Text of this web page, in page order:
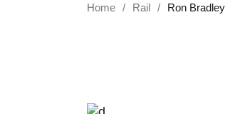
Home Rail Ron Bradley